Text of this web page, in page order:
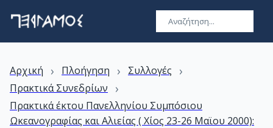
Αρχική › Πλοήγηση › Συλλογές ›
Πρακτικά Συνεδρίων ›
Πρακτικά έκτου Πανελληνίου Συμπόσιου
Ωκεανογραφίας και Αλιείας ( Χίος 23-26 Μαϊου 2000):